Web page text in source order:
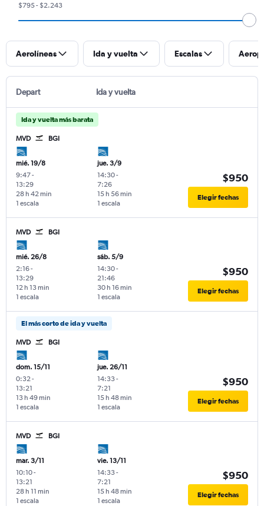
$795 - $2.243
Aerolíneas Ida y vuelta Escalas
Depart Ida y vuelta
Ida y vuelta más barata
MVD BGI
mié. 19/8
9:47-
13:29
1 escala
28 h 42 min
jue. 3/9
14:30-
7:26
1 escala
15 h 56 min
$950
Elegir fechas
MVD BGI
mié. 26/8
2:16-
13:29
1 escala
12 h 13 min
sáb. 5/9
14:30-
21:46
1 escala
30 h 16 min
$950
Elegir fechas
El más corto de ida y vuelta
MVD BGI
dom. 15/11
0:32-
13:21
1 escala
13 h 49 min
jue. 26/11
14:33-
7:21
1 escala
15 h 48 min
$950
Elegir fechas
MVD BGI
mar. 3/11
10:10-
13:21
1 escala
28 h 11 min
vie. 13/11
14:33-
7:21
1 escala
15 h 48 min
$950
Elegir fechas